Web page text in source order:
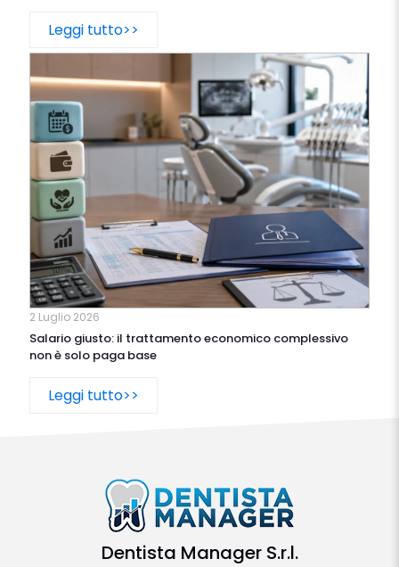
Leggi tutto>>
2 Luglio 2026
Salario giusto: il trattamento economico complessivo
non è solo paga base
Leggi tutto>>
Dentista Manager S.r.l.